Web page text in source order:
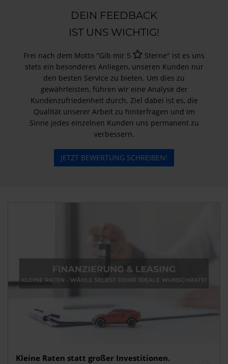
DEIN FEEDBACK
IST UNS WICHTIG!
Frei nach dem Motto "Gib mir 5
Sterne" ist es uns
stets ein besonderes Anliegen, unseren Kunden nur
den besten Service zu bieten. Um dies zu
gewährleisten, führen wir eine Analyse der
Kundenzufriedenheit durch. Ziel dabei ist es, die
Qualität unserer Arbeit zu hinterfragen und im
Sinne jedes einzelnen Kunden uns permanent zu
verbessern.
JETZT BEWERTUNG SCHREIBEN!
Kleine Raten statt großer Investitionen.